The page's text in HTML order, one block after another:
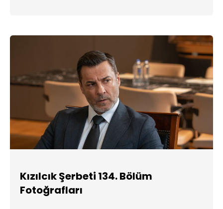
Kızılcık Şerbeti 134. Bölüm
Fotoğrafları